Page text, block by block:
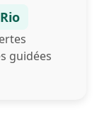
guidées